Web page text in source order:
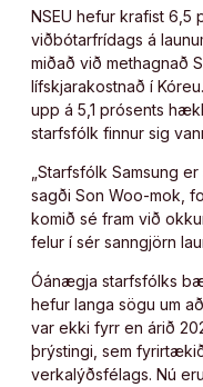
NSEU hefur krafist 6,5
viðbótarfrídags á
miðað við methagnað
lífskjarakostnað í
upp á 5,1 prósents
starfsfólk finnur sig
„Starfsfólk Samsung
sagði Son Woo-mok,
komið sé fram við
felur í sér sanngjörn
Óánægja starfsfólks
hefur langa sögu um
var ekki fyrr en árið
þrýstingi, sem
verkalýðsfélags. Nú